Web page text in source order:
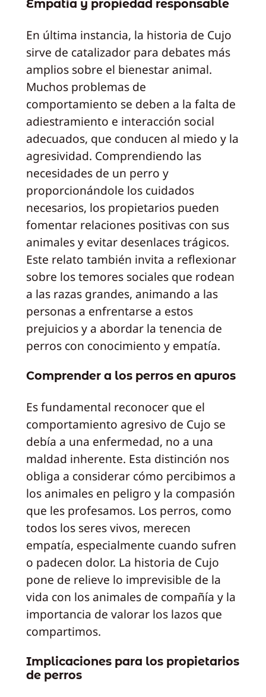
Empatía y propiedad responsable
En última instancia, la historia de Cujo
sirve de catalizador para debates más
amplios sobre el bienestar animal.
Muchos problemas de
comportamiento se deben a la falta de
adiestramiento e interacción social
adecuados, que conducen al miedo y la
agresividad. Comprendiendo las
necesidades de un perro y
proporcionándole los cuidados
necesarios, los propietarios pueden
fomentar relaciones positivas con sus
animales y evitar desenlaces trágicos.
Este relato también invita a reflexionar
sobre los temores sociales que rodean
a las razas grandes, animando a las
personas a enfrentarse a estos
prejuicios y a abordar la tenencia de
perros con conocimiento y empatía.
Comprender a los perros en apuros
Es fundamental reconocer que el
comportamiento agresivo de Cujo se
debía a una enfermedad, no a una
maldad inherente. Esta distinción nos
obliga a considerar cómo percibimos a
los animales en peligro y la compasión
que les profesamos. Los perros, como
todos los seres vivos, merecen
empatía, especialmente cuando sufren
o padecen dolor. La historia de Cujo
pone de relieve lo imprevisible de la
vida con los animales de compañía y la
importancia de valorar los lazos que
compartimos.
Implicaciones para los propietarios
de perros